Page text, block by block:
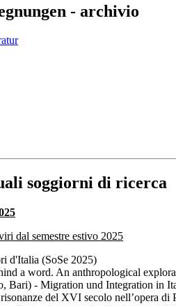
- archivio
soggiorni di ricerca
dal semestre estivo 2025
d'Italia (SoSe 2025)
a word. An anthropological
Bari) - Migration und Integration in
del XVI secolo nell’opera